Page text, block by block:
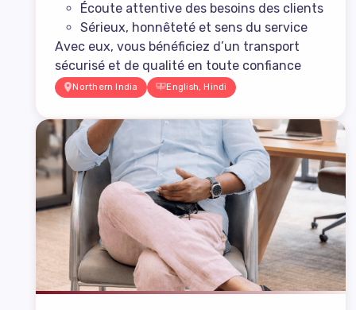
Écoute attentive des besoins des clients
Sérieux, honnêteté et sens du service
Avec eux, vous bénéficiez d’un transport
sécurisé et de qualité en toute confiance
Northern India English, Hindi